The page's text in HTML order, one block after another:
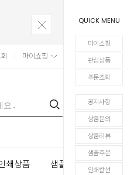
QUICK MENU
마이쇼핑
관심상품
주문조회
공지사항
상품문의
상품리뷰
샘플주문
인쇄칼선
마이쇼핑 장바구니
0
쇄상품 샘플주문